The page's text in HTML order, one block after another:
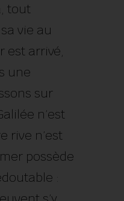
tout
vie au
est arrivé,
une
sur
n’est
rive n’est
possède
: